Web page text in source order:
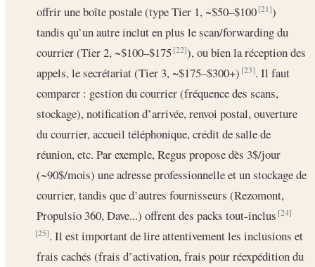
offrir une boîte postale (type Tier 1, ~$50–$100[21])
tandis qu’un autre inclut en plus le scan/forwarding du
courrier (Tier 2, ~$100–$175[22]), ou bien la réception des
appels, le secrétariat (Tier 3, ~$175–$300+)[23]. Il faut
comparer : gestion du courrier (fréquence des scans,
stockage), notification d’arrivée, renvoi postal, ouverture
du courrier, accueil téléphonique, crédit de salle de
réunion, etc. Par exemple, Regus propose dès 3$/jour
(~90$/mois) une adresse professionnelle et un stockage de
courrier, tandis que d’autres fournisseurs (Rezomont,
Propulsio 360, Dave...) offrent des packs tout‐inclus[24]
[25]. Il est important de lire attentivement les inclusions et
frais cachés (frais d’activation, frais pour réexpédition du